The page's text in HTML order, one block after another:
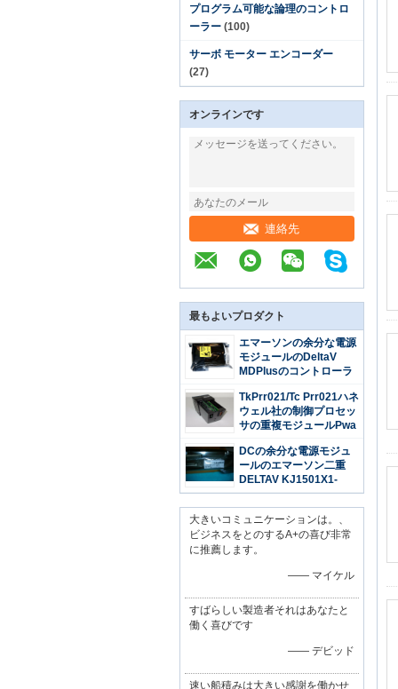
プログラム可能な論理のコントロ
ーラー (100)
サーボ モーター エンコーダー
(27)
オンラインです
連絡先
最もよいプロダクト
エマーソンの余分な電源
モジュールのDeltaV
MDPlusのコントローラ
BB1 12P3439X012
TkPrr021/Tc Prr021ハネ
ウェル社の制御プロセッ
サの重複モジュールPwa
DCの余分な電源モジュ
ールのエマーソン二重
DELTAV KJ1501X1-
BC1 VE5008
12P2186X012システム
大きいコミュニケーションは。、
ビジネスをとのするA+の喜び非常
に推薦します。
—— マイケル
すばらしい製造者それはあなたと
働く喜びです
—— デビッド
速い船積みは大きい感謝を働かせ